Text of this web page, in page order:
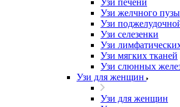
Узи печени
Узи желчного
Узи
Узи селезенки
Узи
Узи мягких тканей
Узи слюнных
Узи для женщин
Узи для женщин